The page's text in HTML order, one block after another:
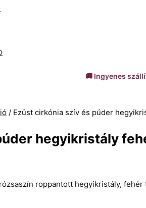
🚚 Ingyenes
/ Ezüst cirkónia szív és púder
hegyikristály
roppantott hegyikristály,